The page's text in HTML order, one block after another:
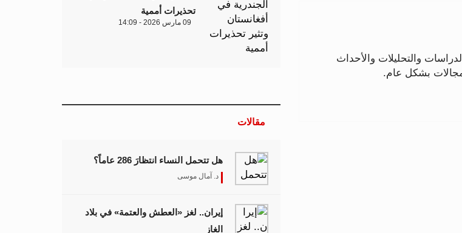
والتحليلات والأحداث
بشكل عام.
تحذيرات أممية
09 مارس 2026 - 14:09
مقالات
هل تتحمل النساء انتظارَ 286 عاماً؟
د. آمال موسى
إيران.. لغز «العطش والعتمة» في بلاد
الغاز